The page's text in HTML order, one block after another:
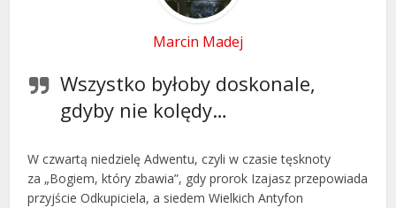
Marcin Madej
Wszystko byłoby doskonale,
gdyby nie kolędy…
W czwartą niedzielę Adwentu, czyli w czasie tęsknoty
za „Bogiem, który zbawia”, gdy prorok Izajasz przepowiada
przyjście Odkupiciela, a siedem Wielkich Antyfon